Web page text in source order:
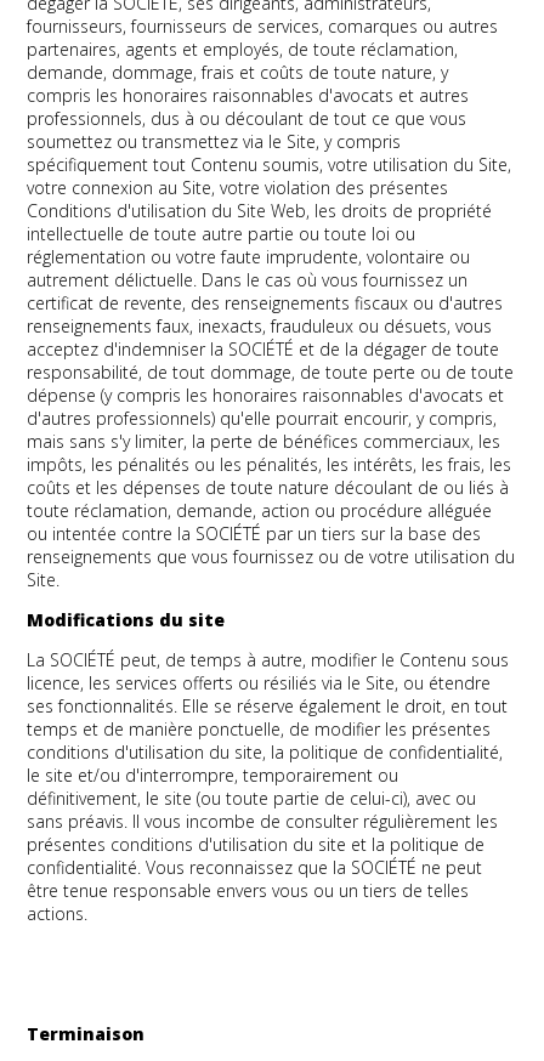
fournisseurs, fournisseurs de services, comarques ou autres
partenaires, agents et employés, de toute réclamation,
demande, dommage, frais et coûts de toute nature, y
compris les honoraires raisonnables d'avocats et autres
professionnels, dus à ou découlant de tout ce que vous
soumettez ou transmettez via le Site, y compris
spécifiquement tout Contenu soumis, votre utilisation du Site,
votre connexion au Site, votre violation des présentes
Conditions d'utilisation du Site Web, les droits de propriété
intellectuelle de toute autre partie ou toute loi ou
réglementation ou votre faute imprudente, volontaire ou
autrement délictuelle. Dans le cas où vous fournissez un
certificat de revente, des renseignements fiscaux ou d'autres
renseignements faux, inexacts, frauduleux ou désuets, vous
acceptez d'indemniser la SOCIÉTÉ et de la dégager de toute
responsabilité, de tout dommage, de toute perte ou de toute
dépense (y compris les honoraires raisonnables d'avocats et
d'autres professionnels) qu'elle pourrait encourir, y compris,
mais sans s'y limiter, la perte de bénéfices commerciaux, les
impôts, les pénalités ou les pénalités, les intérêts, les frais, les
coûts et les dépenses de toute nature découlant de ou liés à
toute réclamation, demande, action ou procédure alléguée
ou intentée contre la SOCIÉTÉ par un tiers sur la base des
renseignements que vous fournissez ou de votre utilisation du
Site.
Modifications du site
La SOCIÉTÉ peut, de temps à autre, modifier le Contenu sous
licence, les services offerts ou résiliés via le Site, ou étendre
ses fonctionnalités. Elle se réserve également le droit, en tout
temps et de manière ponctuelle, de modifier les présentes
conditions d'utilisation du site, la politique de confidentialité,
le site et/ou d'interrompre, temporairement ou
définitivement, le site (ou toute partie de celui-ci), avec ou
sans préavis. Il vous incombe de consulter régulièrement les
présentes conditions d'utilisation du site et la politique de
confidentialité. Vous reconnaissez que la SOCIÉTÉ ne peut
être tenue responsable envers vous ou un tiers de telles
actions.
Terminaison